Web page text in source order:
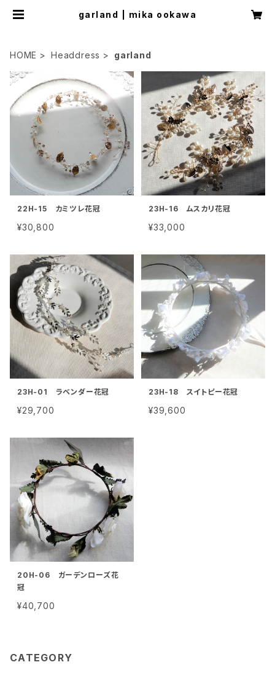
garland | mika ookawa
HOME Headdress garland
22H-15 カミツレ花冠
¥30,800
23H-16 ムスカリ花冠
¥33,000
23H-01 ラベンダー花冠
¥29,700
23H-18 スイトピー花冠
¥39,600
20H-06 ガーデンローズ花
冠
¥40,700
CATEGORY